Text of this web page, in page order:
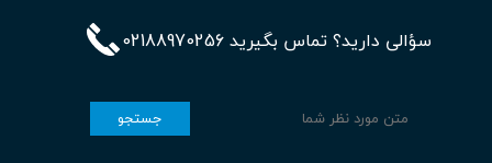
سؤالی دارید؟ تماس بگیرید 02188970256
جستجو